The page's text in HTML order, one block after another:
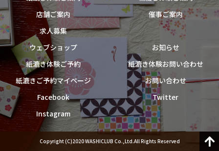
店舗ご案内
催事ご案内
求人募集
ウェブショップ
お知らせ
紙漉き体験ご予約
紙漉き体験お問い合わせ
紙漉きご予約マイページ
お問い合わせ
Facebook
Twitter
Instagram
Copyright (C)2020 WASHICLUB Co.,Ltd.All Rights Reserved